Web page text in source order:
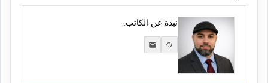
نبذة عن الكاتب.